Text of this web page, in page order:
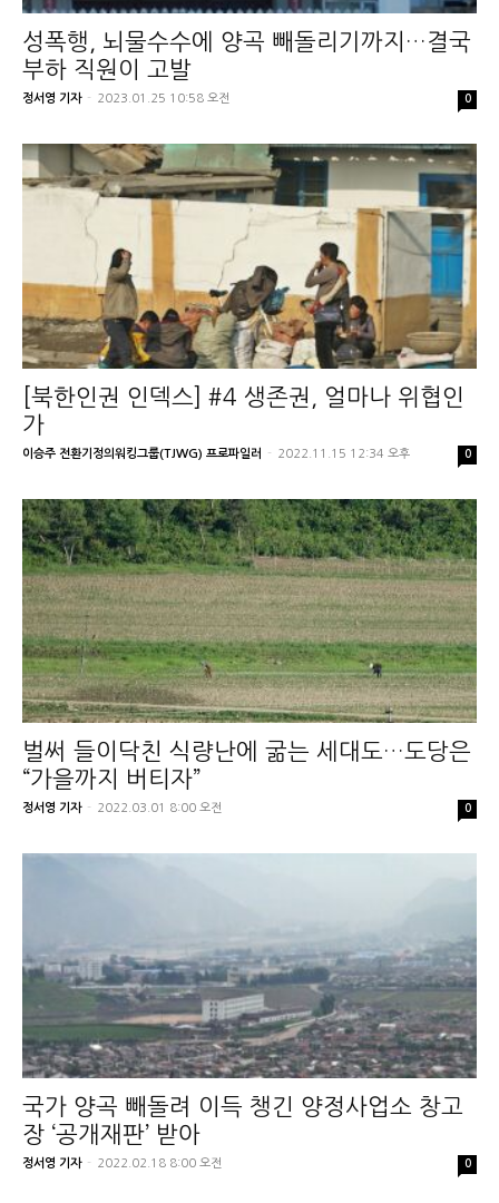
성폭행, 뇌물수수에 양곡 빼돌리기까지…결국
부하 직원이 고발
정서영 기자 - 2023.01.25 10:58 오전 0
[북한인권 인덱스] #4 생존권, 얼마나 위협인
가
이승주 전환기정의워킹그룹(TJWG) 프로파일러 - 2022.11.15 12:34 오후 0
벌써 들이닥친 식량난에 굶는 세대도…도당은
“가을까지 버티자”
정서영 기자 - 2022.03.01 8:00 오전 0
국가 양곡 빼돌려 이득 챙긴 양정사업소 창고
장 ‘공개재판’ 받아
정서영 기자 - 2022.02.18 8:00 오전 0